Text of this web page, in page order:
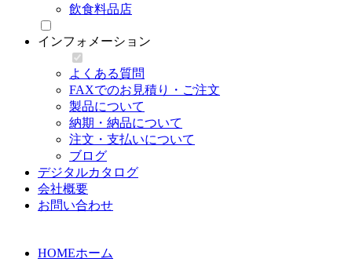
飲食料品店
インフォメーション
よくある質問
FAXでのお見積り・ご注文
製品について
納期・納品について
注文・支払いについて
ブログ
デジタルカタログ
会社概要
お問い合わせ
HOMEホーム